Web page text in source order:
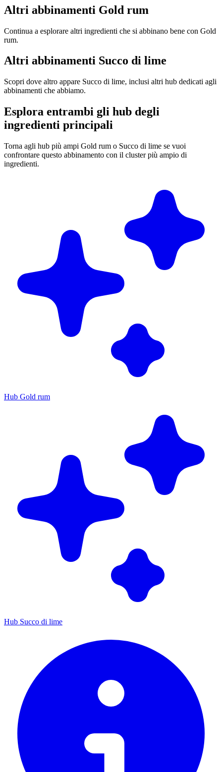
Altri abbinamenti Gold rum
Continua a esplorare altri ingredienti che si abbinano bene con Gold
rum.
Altri abbinamenti Succo di lime
Scopri dove altro appare Succo di lime, inclusi altri hub dedicati agli
abbinamenti che abbiamo.
Esplora entrambi gli hub degli
ingredienti principali
Torna agli hub più ampi Gold rum o Succo di lime se vuoi
confrontare questo abbinamento con il cluster più ampio di
ingredienti.
Hub Gold rum
Hub Succo di lime